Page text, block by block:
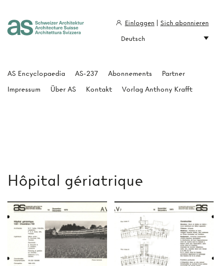
Hôpital gériatrique
AS Encyclopaedia AS-237 Abonnements
Partner
Impressum
Über AS Kontakt Vorlag Anthony Krafft
Einloggen
Sich abonnieren
Deutsch